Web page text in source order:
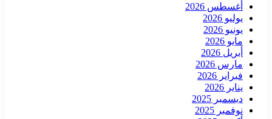
أغسطس 2026
يوليو 2026
يونيو 2026
مايو 2026
أبريل 2026
مارس 2026
فبراير 2026
يناير 2026
ديسمبر 2025
نوفمبر 2025